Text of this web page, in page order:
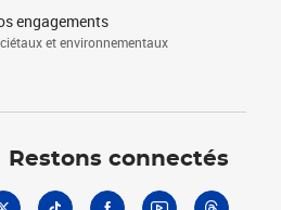
engagements
et environnementaux
Restons connectés